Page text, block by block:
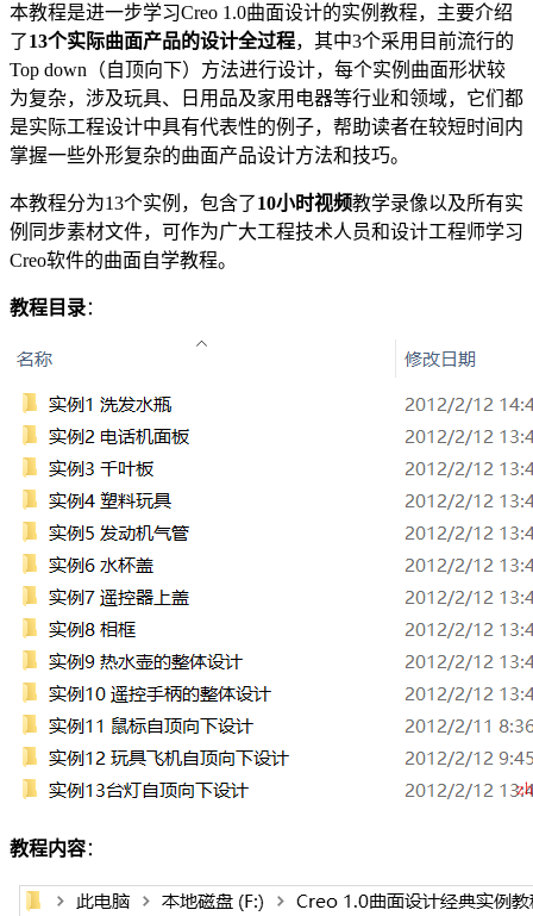
本教程是进一步学习Creo 1.0曲面设计的实例教程，主要介绍
了13个实际曲面产品的设计全过程，其中3个采用目前流行的
Top down（自顶向下）方法进行设计，每个实例曲面形状较
为复杂，涉及玩具、日用品及家用电器等行业和领域，它们都
是实际工程设计中具有代表性的例子，帮助读者在较短时间内
掌握一些外形复杂的曲面产品设计方法和技巧。
本教程分为13个实例，包含了10小时视频教学录像以及所有实
例同步素材文件，可作为广大工程技术人员和设计工程师学习
Creo软件的曲面自学教程。
教程目录：
教程内容：